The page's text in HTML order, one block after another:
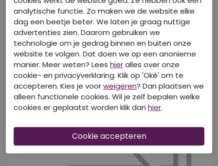
analytische functie. Zo maken we de website elke
dag een beetje beter. We laten je graag nuttige
advertenties zien. Daarom gebruiken we
technologie om je gedrag binnen en buiten onze
website te volgen. Dat doen we op een anonieme
manier. Meer weten? Lees hieralles over onze
cookie- en privacyverklaring. Klik op 'Oké' om te
accepteren. Kies je voorweigeren? Dan plaatsen we
alleen functionele cookies. Wil je zelf bepalen welke
cookies er geplaatst worden klik dan hier.